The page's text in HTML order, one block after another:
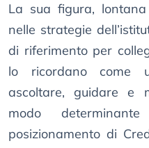
La sua figura,
nelle strategie
di riferimento per
lo ricordano come
ascoltare, guidare e
modo
posizionamento di